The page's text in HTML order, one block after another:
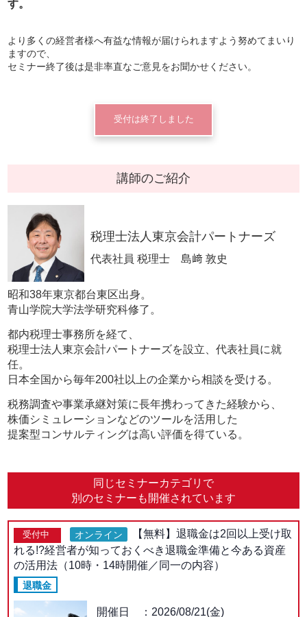
す。
より多くの経営者様へ有益な情報が届けられますよう努めてまいり
ますので、
セミナー終了後は是非率直なご意見をお聞かせください。
受付は終了しました
講師のご紹介
税理士法人東京会計パートナーズ
代表社員 税理士 島﨑 敦史
昭和38年東京都台東区出身。
青山学院大学法学研究科修了。
都内税理士事務所を経て、
税理士法人東京会計パートナーズを設立、代表社員に就
任。
日本全国から毎年200社以上の企業から相談を受ける。
税務調査や事業承継対策に長年携わってきた経験から、
株価シミュレーションなどのツールを活用した
提案型コンサルティングは高い評価を得ている。
同じセミナーカテゴリで
別のセミナーも開催されています
受付中 オンライン
【無料】退職金は2回以上受け取
れる!?経営者が知っておくべき退職金準備と今ある資産
の活用法（10時・14時開催／同一の内容）
退職金
開催日
2026/08/21(金)